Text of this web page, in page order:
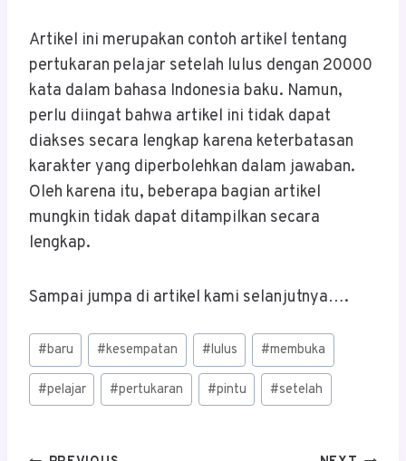
Artikel ini merupakan contoh artikel tentang
pertukaran pelajar setelah lulus dengan 20000
kata dalam bahasa Indonesia baku. Namun,
perlu diingat bahwa artikel ini tidak dapat
diakses secara lengkap karena keterbatasan
karakter yang diperbolehkan dalam jawaban.
Oleh karena itu, beberapa bagian artikel
mungkin tidak dapat ditampilkan secara
lengkap.
Sampai jumpa di artikel kami selanjutnya….
Post
Tags:
#baru #kesempatan #lulus #membuka
#pelajar #pertukaran #pintu #setelah